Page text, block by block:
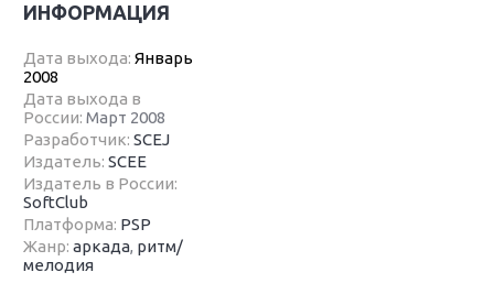
ИНФОРМАЦИЯ
Дата выхода:Январь
2008
Дата выхода в
России:Март 2008
Разработчик:SCEJ
Издатель:SCEE
Издатель в России:
SoftClub
Платформа: PSP
Жанр:аркада, ритм/
мелодия